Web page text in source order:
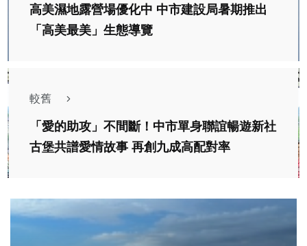
高美濕地露營場優化中 中市建設局暑期推出
「高美最美」生態導覽
較舊
「愛的助攻」不間斷！中市單身聯誼暢遊新社
古堡共譜愛情故事 再創九成高配對率